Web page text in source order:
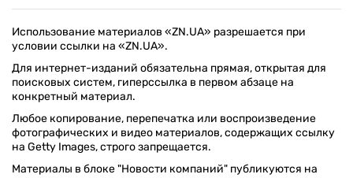
Использование материалов «ZN.UA» разрешается при
условии ссылки на «ZN.UA».
Для интернет-изданий обязательна прямая, открытая для
поисковых систем, гиперссылка в первом абзаце на
конкретный материал.
Любое копирование, перепечатка или воспроизведение
фотографических и видео материалов, содержащих ссылку
на Getty Images, строго запрещается.
Материалы в блоке "Новости компаний" публикуются на